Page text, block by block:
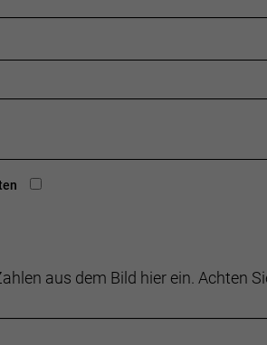
aus dem Bild hier ein. Achten